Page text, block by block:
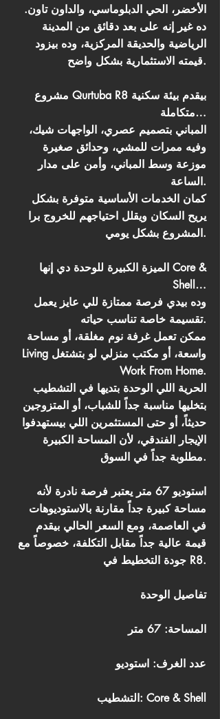
الأخضر، الحي الدبلوماسي، والداون تاون.
ده غير إنه على بعد دقائق من المدينة
الرياضية والحديقة المركزية، وده بيزود
قيمته الاستثمارية بشكل واضح.
مشروع Qurtuba R8 بيقدم بيئة سكنية
متكاملة…
المباني بتصميم عصري، الواجهات شيك،
وفيه ممرات للمشي، وحدائق صغيرة
موزعة وسط المباني، وأمن على مدار
الساعة.
كمان الخدمات الأساسية متوفرة بشكل
يريح السكان ويقلل احتياجهم للخروج برا
المشروع بشكل يومي.
الميزة الكبيرة للوحدة دي إنها Core &
Shell…
وده بيدي فرصة ممتازة للي عايز يعمل
تقسيمة خاصة تناسب حياته.
ممكن تعمل غرفة نوم مغلقة، أو مساحة
Living واسعة، أو مكتب منزلي لو بتشتغل
Work From Home.
الحرية اللي الوحدة بتديها في التشطيب
بتخليها مناسبة جداً للشباب، أو المتزوجين
حديثاً، أو حتى المستثمرين اللي بيستهدفوا
الإيجار الفندقي، لأن المساحة الكبيرة
مطلوبة جداً في السوق.
استوديو 67 متر يعتبر فرصة نادرة لأنه
مساحة كبيرة جداً مقارنة بالاستوديوهات
في العاصمة، ومع السعر الحالي بيقدم
قيمة عالية جداً مقابل التكلفة، خصوصاً مع
جودة التخطيط في R8.
تفاصيل الوحدة
المساحة: 67 متر
عدد الغرف: استوديو
التشطيب: Core & Shell